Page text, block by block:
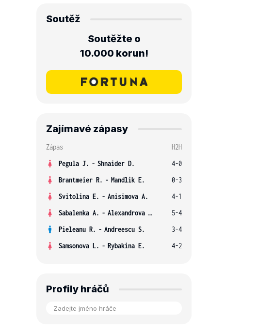
Soutěž
Soutěžte o
10.000 korun!
Zajímavé zápasy
Zápas
H2H
Pegula J. - Shnaider D.
4-0
Brantmeier R. - Mandlik E.
0-3
Svitolina E. - Anisimova A.
4-1
Sabalenka A. - Alexandrova E.
5-4
Pieleanu R. - Andreescu S.
3-4
Samsonova L. - Rybakina E. 4-2
Profily hráčů